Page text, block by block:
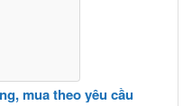
mua theo yêu cầu